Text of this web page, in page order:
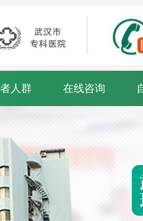
人群 在线咨询